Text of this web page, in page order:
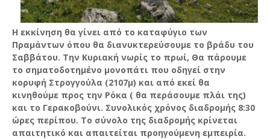
Η εκκίνηση θα γίνει από το καταφύγιο των
Πραμάντων όπου θα διανυκτερεύσουμε το βράδυ του
Σαββάτου. Την Κυριακή νωρίς το πρωί, Θα πάρουμε
το σηματοδοτημένο μονοπάτι που οδηγεί στην
κορυφή Στρογγούλα (2107μ) και από εκεί θα
κινηθούμε προς την Ρόκα ( θα περάσουμε πλάι της)
και το Γερακοβούνι. Συνολικός χρόνος διαδρομής 8:30
ώρες περίπου. Το σύνολο της διαδρομής κρίνεται
απαιτητικό και απαιτείται προηγούμενη εμπειρία.